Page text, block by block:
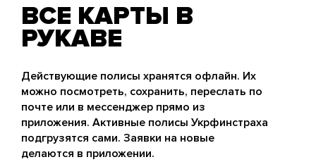
ВСЕ КАРТЫ В
РУКАВЕ
Действующие полисы хранятся офлайн. Их
можно посмотреть, сохранить, переслать по
почте или в мессенджер прямо из
приложения. Активные полисы Укрфинстраха
подгрузятся сами. Заявки на новые
делаются в приложении.